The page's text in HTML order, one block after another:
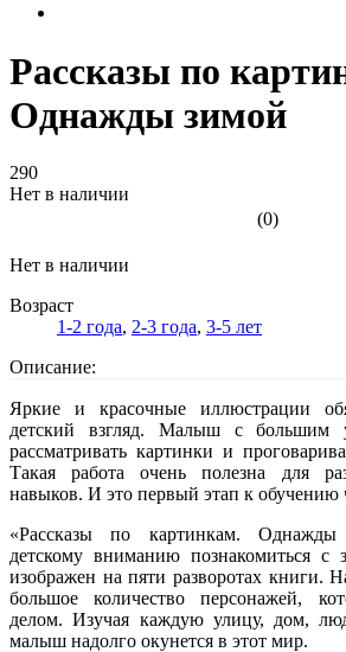
Рассказы по
Однажды зимой
290
Нет в наличии
(0)
Нет в наличии
Возраст
1-2 года, 2-3 года, 3-5 лет
Описание:
Яркие и красочные иллюстрации
детский взгляд. Малыш с большим
рассматривать картинки и
Такая работа очень полезна для
навыков. И это первый этап к обучению
«Рассказы по картинкам. Однажды
детскому вниманию познакомиться
изображен на пяти разворотах книги.
большое количество персонажей,
делом. Изучая каждую улицу, дом,
малыш надолго окунется в этот мир.